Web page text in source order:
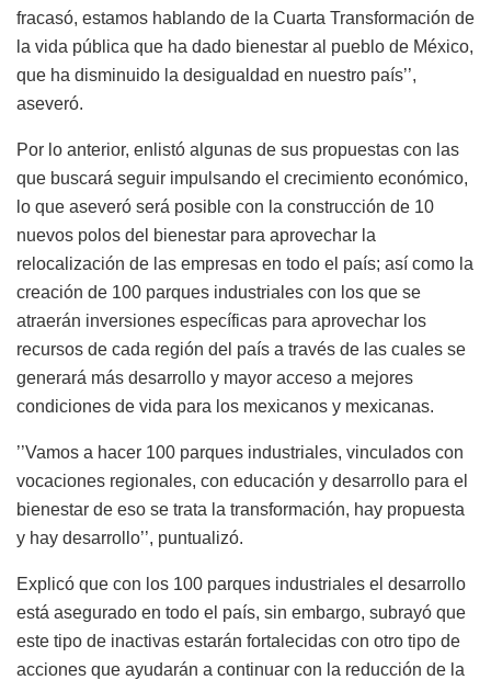
fracasó, estamos hablando de la Cuarta Transformación de
la vida pública que ha dado bienestar al pueblo de México,
que ha disminuido la desigualdad en nuestro país’’,
aseveró.
Por lo anterior, enlistó algunas de sus propuestas con las
que buscará seguir impulsando el crecimiento económico,
lo que aseveró será posible con la construcción de 10
nuevos polos del bienestar para aprovechar la
relocalización de las empresas en todo el país; así como la
creación de 100 parques industriales con los que se
atraerán inversiones específicas para aprovechar los
recursos de cada región del país a través de las cuales se
generará más desarrollo y mayor acceso a mejores
condiciones de vida para los mexicanos y mexicanas.
’’Vamos a hacer 100 parques industriales, vinculados con
vocaciones regionales, con educación y desarrollo para el
bienestar de eso se trata la transformación, hay propuesta
y hay desarrollo’’, puntualizó.
Explicó que con los 100 parques industriales el desarrollo
está asegurado en todo el país, sin embargo, subrayó que
este tipo de inactivas estarán fortalecidas con otro tipo de
acciones que ayudarán a continuar con la reducción de la